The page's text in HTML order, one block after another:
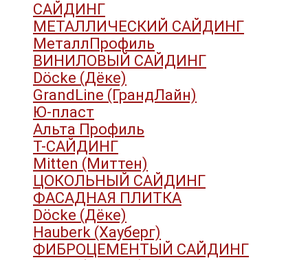
САЙДИНГ
МЕТАЛЛИЧЕСКИЙ САЙДИНГ
МеталлПрофиль
ВИНИЛОВЫЙ САЙДИНГ
Döcke (Дёке)
GrandLine (ГрандЛайн)
Ю-пласт
Альта Профиль
Т-САЙДИНГ
Mitten (Миттен)
ЦОКОЛЬНЫЙ САЙДИНГ
ФАСАДНАЯ ПЛИТКА
Döcke (Дёке)
Hauberk (Хауберг)
ФИБРОЦЕМЕНТЫЙ САЙДИНГ